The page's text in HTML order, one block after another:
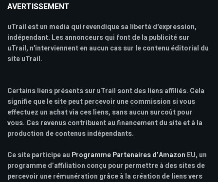
AVERTISSEMENT
uTrail est un media qui revendique sa liberté d'expression,
indépendant. Les annonceurs qui font de la publicité sur
uTrail, n'interviennent en aucun cas sur le contenu éditorial du
site uTrail.
Certains liens présents sur uTrail sont des liens affiliés. Cela
signifie que le site peut percevoir une commission si vous
effectuez un achat via ces liens, sans aucun surcoût pour
vous. Ces revenus contribuent au financement du site et à la
production de contenus indépendants.
Ce site participe au Programme Partenaires d’Amazon EU, un
programme d’affiliation conçu pour permettre à des sites de
percevoir une rémunération grâce à la création de liens vers